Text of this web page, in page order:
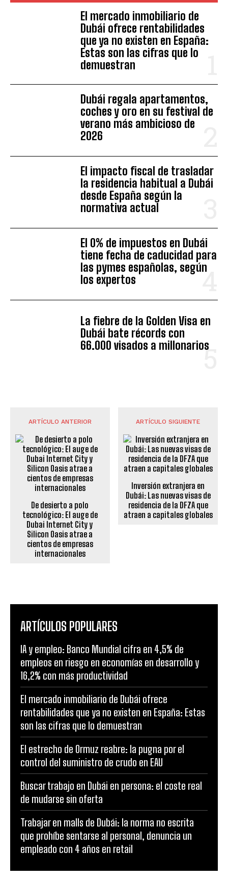
El mercado inmobiliario de
Dubái ofrece rentabilidades
que ya no existen en España:
Estas son las cifras que lo
demuestran
Dubái regala apartamentos,
coches y oro en su festival de
verano más ambicioso de
2026
El impacto fiscal de trasladar
la residencia habitual a Dubái
desde España según la
normativa actual
El 0% de impuestos en Dubái
tiene fecha de caducidad para
las pymes españolas, según
los expertos
La fiebre de la Golden Visa en
Dubái bate récords con
66.000 visados a millonarios
ARTÍCULO ANTERIOR
De desierto a polo
tecnológico: El auge de
Dubai Internet City y
Silicon Oasis atrae a
cientos de empresas
internacionales
ARTÍCULO SIGUIENTE
Inversión extranjera en
Dubái: Las nuevas visas de
residencia de la DFZA que
atraen a capitales globales
ARTÍCULOS POPULARES
IA y empleo: Banco Mundial cifra en 4,5% de
empleos en riesgo en economías en desarrollo y
16,2% con más productividad
El mercado inmobiliario de Dubái ofrece
rentabilidades que ya no existen en España: Estas
son las cifras que lo demuestran
El estrecho de Ormuz reabre: la pugna por el
control del suministro de crudo en EAU
Buscar trabajo en Dubái en persona: el coste real
de mudarse sin oferta
Trabajar en malls de Dubái: la norma no escrita
que prohíbe sentarse al personal, denuncia un
empleado con 4 años en retail